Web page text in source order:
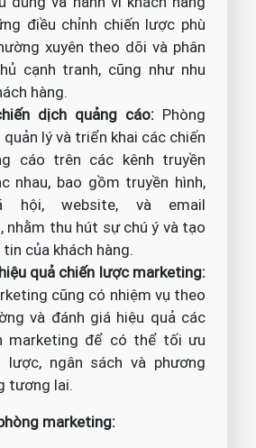
điều chỉnh chiến lược phù
xuyên theo dõi và phân
cạnh tranh, cũng như nhu
hàng.
dịch quảng cáo: Phòng
lý và triển khai các chiến
cáo trên các kênh truyền
nhau, bao gồm truyền hình,
hội, website, và email
nhằm thu hút sự chú ý và tạo
của khách hàng.
quả chiến lược marketing:
cũng có nhiệm vụ theo
và đánh giá hiệu quả các
marketing để có thể tối ưu
lược, ngân sách và phương
tương lai.
marketing: